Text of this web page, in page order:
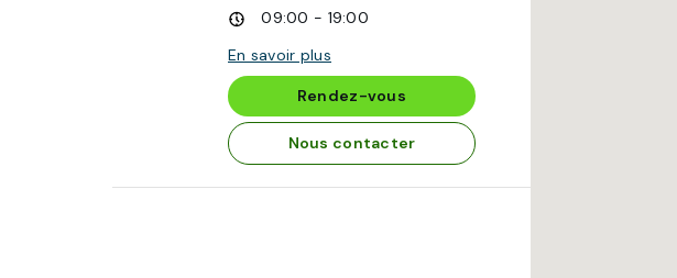
09:00 - 19:00
En savoir plus
Rendez-vous
Nous contacter